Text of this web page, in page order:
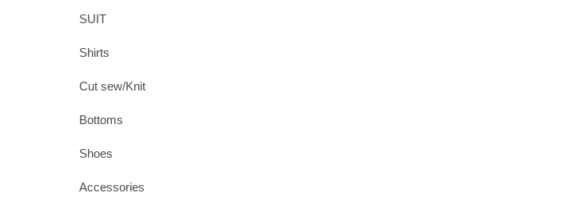
SUIT
Shirts
Cut sew/Knit
Bottoms
Shoes
Accessories